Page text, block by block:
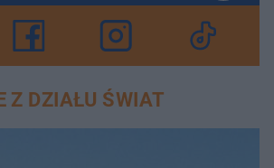
Z DZIAŁU ŚWIAT